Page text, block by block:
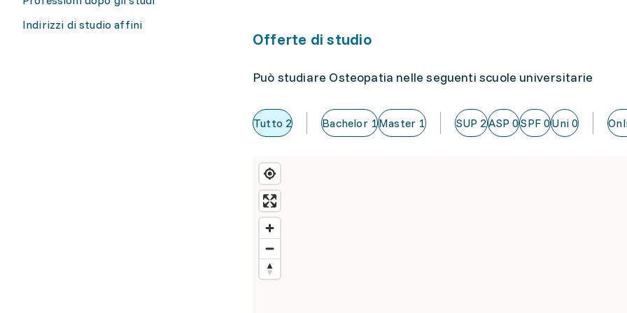
Indirizzi di studio affini
Offerte di studio
Può studiare Osteopatia nelle seguenti scuole universitarie
Tutto 2 Bachelor1Master 1 SUP 2ASP 0SPF0Uni0